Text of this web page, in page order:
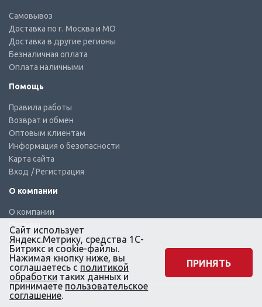
Самовывоз
Доставка по г. Москва и МО
Доставка в другие регионы
Безналичная оплата
Оплата наличными
Помощь
Правила работы
Возврат и обмен
Оптовым клиентам
Информация о безопасности
Карта сайта
Вход / Регистрация
О компании
О компании
Отзывы
Реквизиты
Контакты
Сайт использует
Яндекс.Метрику, средства 1С-
Битрикс и cookie-файлы.
Нажимая кнопку ниже, вы
соглашаетесь с политикой
обработки таких данных и
принимаете пользовательское
соглашение.
ПРИНЯТЬ